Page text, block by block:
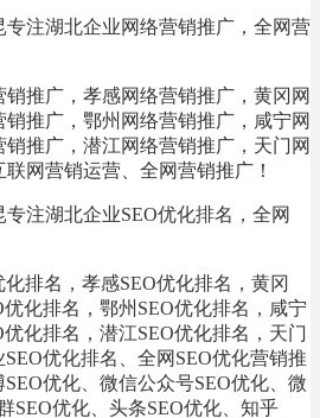
专注湖北企业网络营销推广，全网营
推广，孝感网络营销推广，黄冈网
推广，鄂州网络营销推广，咸宁网
推广，潜江网络营销推广，天门网
网营销运营、全网营销推广！
专注湖北企业SEO优化排名，全网
排名，孝感SEO优化排名，黄冈
化排名，鄂州SEO优化排名，咸宁
化排名，潜江SEO优化排名，天门
优化排名、全网SEO优化营销推
优化、微信公众号SEO优化、微
SEO优化、头条SEO优化、知乎